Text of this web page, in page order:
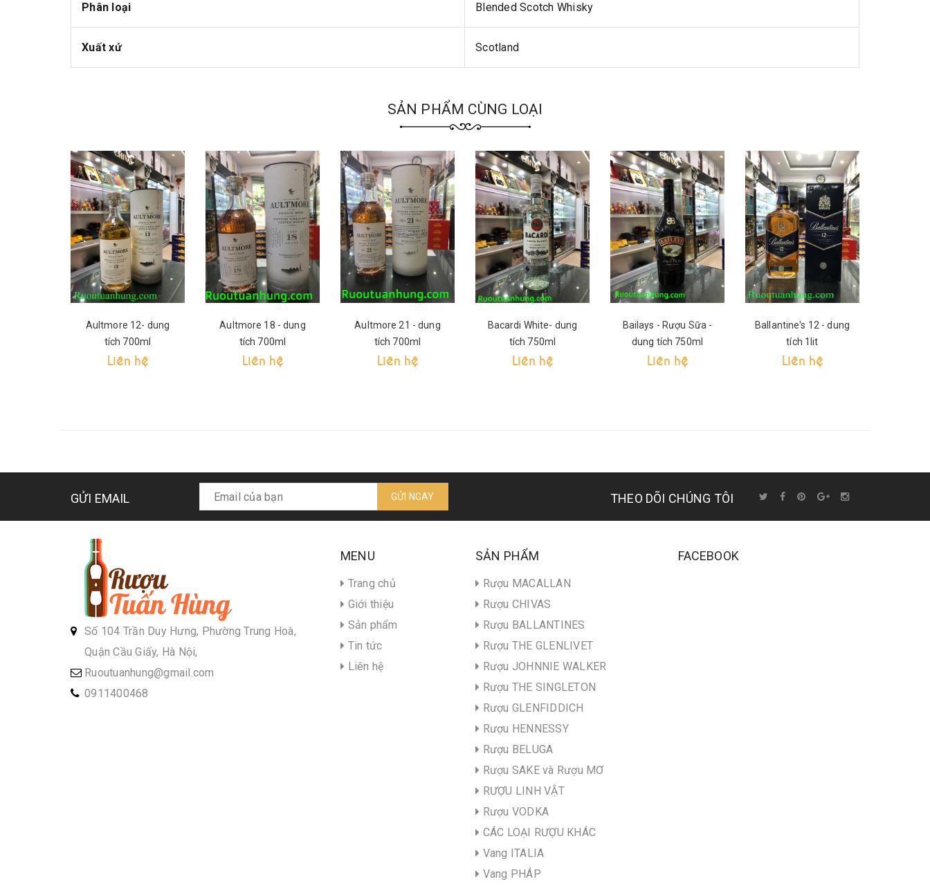
Phân loại Blended Scotch Whisky
Xuất xứ Scotland
SẢN PHẨM CÙNG LOẠI
Aultmore 12- dung
tích 700ml
Liên hệ
Aultmore 18 - dung
tích 700ml
Liên hệ
Aultmore 21 - dung
tích 700ml
Liên hệ
Bacardi White- dung
tích 750ml
Liên hệ
Bailays - Rượu Sữa -
dung tích 750ml
Liên hệ
Ballantine's 12 - dung
tích 1lit
Liên hệ
GỬI EMAIL GỬI NGAY THEO DÕI CHÚNG TÔI
Số 104 Trần Duy Hưng, Phường Trung Hoà,
Quận Cầu Giấy, Hà Nội,
Ruoutuanhung@gmail.com
0911400468
MENU
Trang chủ
Giới thiệu
Sản phẩm
Tin tức
Liên hệ
SẢN PHẨM
Rượu MACALLAN
Rượu CHIVAS
Rượu BALLANTINES
Rượu THE GLENLIVET
Rượu JOHNNIE WALKER
Rượu THE SINGLETON
Rượu GLENFIDDICH
Rượu HENNESSY
Rượu BELUGA
Rượu SAKE và Rượu MƠ
RƯỢU LINH VẬT
Rượu VODKA
CÁC LOẠI RƯỢU KHÁC
Vang ITALIA
Vang PHÁP
FACEBOOK